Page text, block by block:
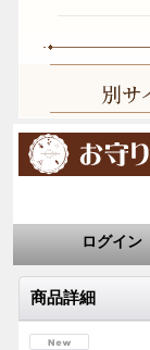
ログイン
商品詳細